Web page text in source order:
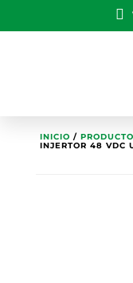

INICIO /
INJERTOR 48 VDC